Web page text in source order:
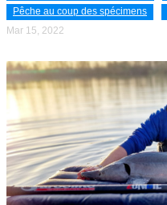
Pêche au coup des spécimens
Mar 15, 2022